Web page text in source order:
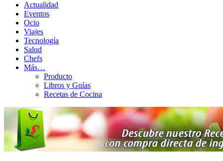
Actualidad
Eventos
Ocio
Viajes
Tecnología
Salud
Chefs
Más…
Producto
Libros y Guías
Recetas de Cocina